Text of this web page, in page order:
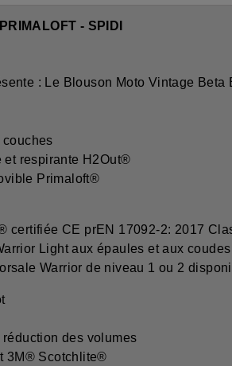
- SPIDI
: Le Blouson Moto Vintage Beta
et respirante H2Out®
Primaloft®
certifiée CE prEN 17092-2: 2017
Light aux épaules et aux coudes
Warrior de niveau 1 ou 2
des volumes
3M® Scotchlite®